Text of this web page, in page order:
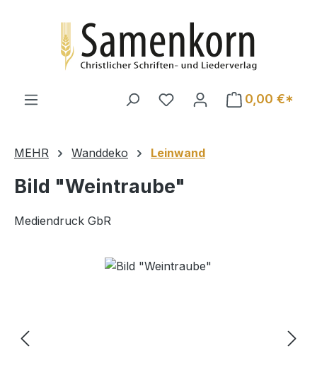
0,00 €*
MEHR Wanddeko Leinwand
Bild "Weintraube"
Mediendruck GbR
Bildergalerie überspringen